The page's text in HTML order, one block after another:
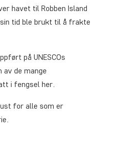
havet til Robben Island
tid ble brukt til å frakte
på UNESCOs
av de mange
i fengsel her.
for alle som er